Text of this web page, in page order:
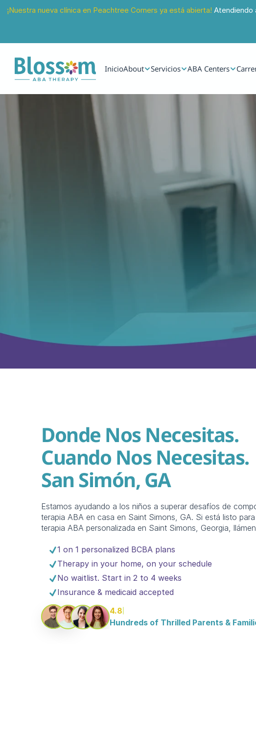
¡Nuestra nueva clínica en Peachtree Corners ya está abierta! Atendiendo
InicioAbout Servicios ABA Centers
Donde Nos Necesitas.
Cuando Nos Necesitas.
San Simón, GA
Estamos ayudando a los niños a superar desafíos de
terapia ABA en casa en Saint Simons, GA. Si está listo
terapia ABA personalizada en Saint Simons, Georgia,
1 on 1 personalized BCBA plans
Therapy in your home, on your schedule
No waitlist. Start in 2 to 4 weeks
Insurance & medicaid accepted
4.8
Hundreds of Thrilled Parents &